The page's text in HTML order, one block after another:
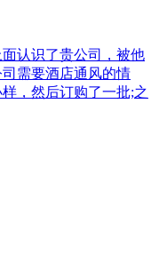
认识了贵公司，被他
需要酒店通风的情
，然后订购了一批;之